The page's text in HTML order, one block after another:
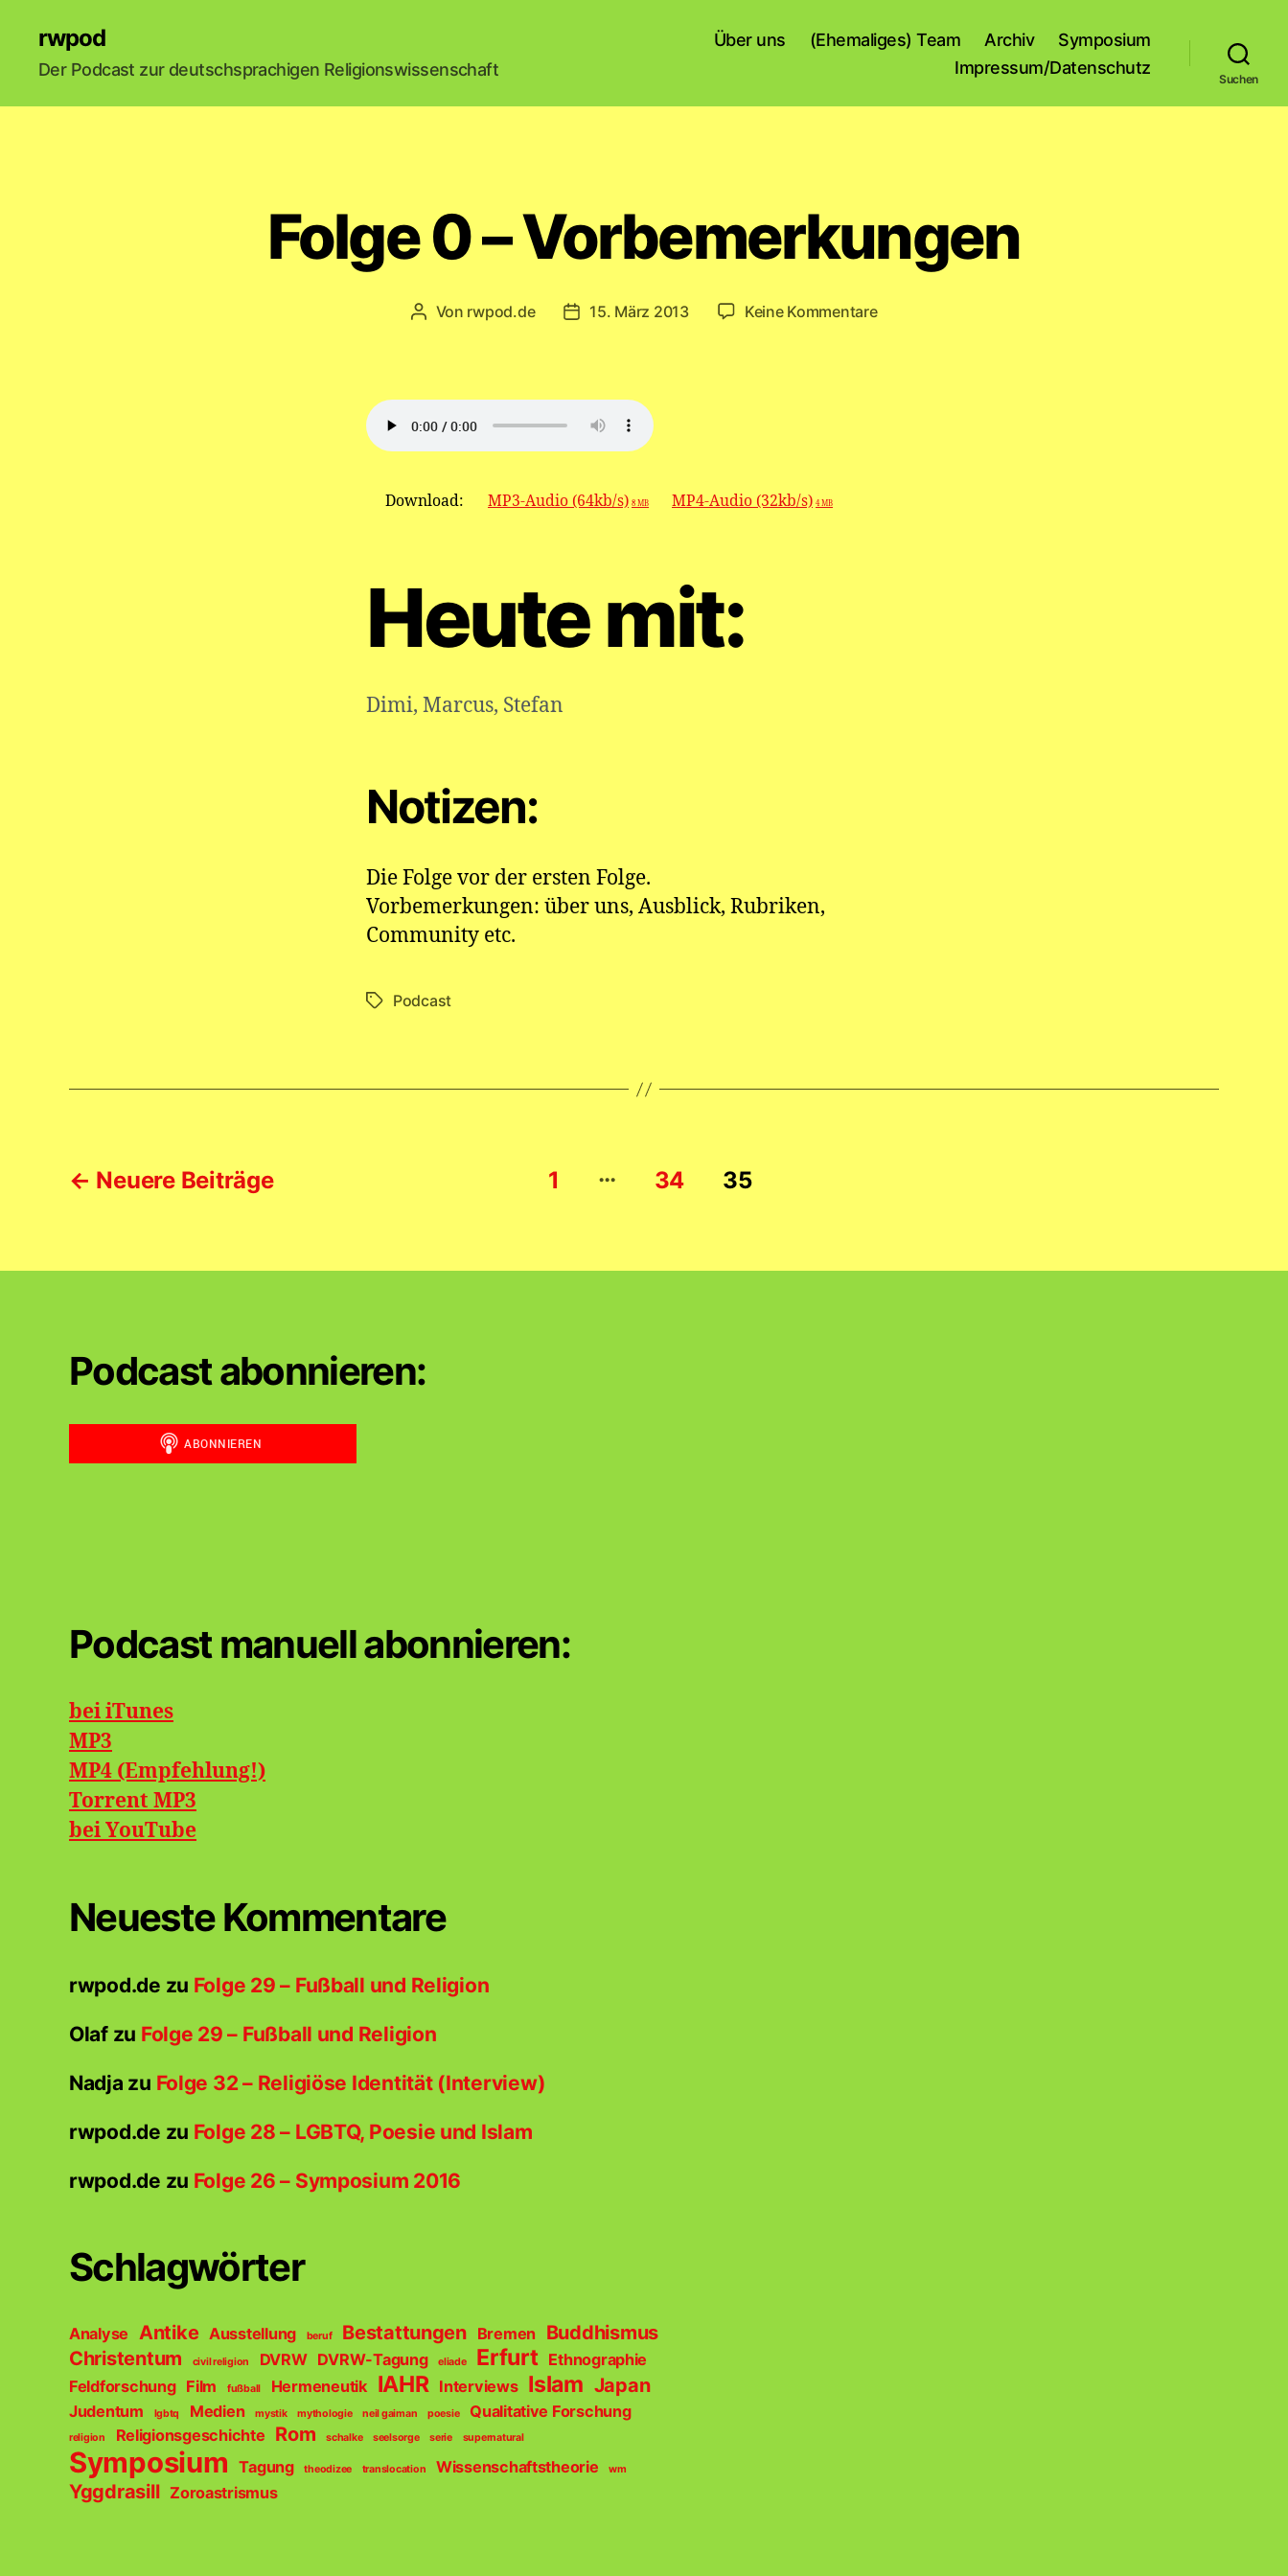
rwpod
Der Podcast zur deutschsprachigen Religionswissenschaft
Über uns (Ehemaliges) Team Archiv
Symposium
Impressum/Datenschutz
Suchen
Folge 0 – Vorbemerkungen
Beitragsautor
Von rwpod.de Veröffentlichungsdatum
15. März 2013 Keine Kommentarezu
Download: MP3-Audio (64kb/s) 8 MB MP4-Audio (32kb/s) 4 MB
Heute mit:
Dimi, Marcus, Stefan
Notizen:
Die Folge vor der ersten Folge.
Vorbemerkungen: über uns, Ausblick, Rubriken,
Community etc.
Schlagwörter
Podcast
Seitennummerierung
← Neuere Beiträge 1 … 34 35
Podcast abonnieren:
Podcast manuell abonnieren:
bei iTunes
MP3
MP4 (Empfehlung!)
Torrent MP3
beiYouTube
Neueste Kommentare
rwpod.de zu Folge 29 – Fußball und Religion
Olafzu Folge 29 – Fußball und Religion
Nadja zu Folge 32 – Religiöse Identität (Interview)
rwpod.de zu Folge 28 – LGBTQ, Poesie und Islam
rwpod.de zu Folge 26 – Symposium 2016
Schlagwörter
Analyse Antike Ausstellung beruf Bestattungen Bremen Buddhismus
Christentum
civil religion DVRW DVRW-Tagung eliade Erfurt Ethnographie
Feldforschung Film fußball Hermeneutik IAHR Interviews Islam Japan
Judentum lgbtq Medien mystik mythologie neil gaiman poesie Qualitative Forschung
religion Religionsgeschichte Rom schalke seelsorge serie supernatural
Symposium Tagung theodizee translocation Wissenschaftstheorie wm
Yggdrasill Zoroastrismus